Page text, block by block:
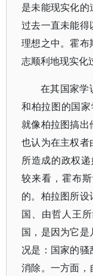
是未能现实化
过去一直未能
理想之中。霍
志顺利地现实化
在其国家学
和柏拉图的国
就像柏拉图搞
也认为在主权
所造成的政权
较来看，霍布
的。柏拉图所
国、由哲人王
国，是因为它
况是：国家的
消除。一方面，